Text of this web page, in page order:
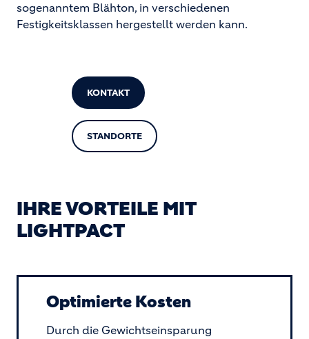
sogenanntem Blähton, in verschiedenen
Festigkeitsklassen hergestellt werden kann.
KONTAKT
STANDORTE
IHRE VORTEILE MIT
LIGHTPACT
Optimierte Kosten
Durch die Gewichtseinsparung